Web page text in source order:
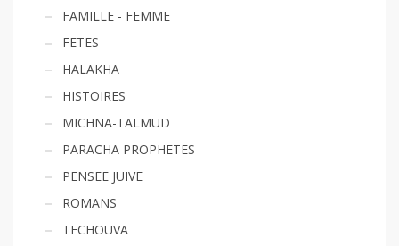
FAMILLE - FEMME
FETES
HALAKHA
HISTOIRES
MICHNA-TALMUD
PARACHA PROPHETES
PENSEE JUIVE
ROMANS
TECHOUVA